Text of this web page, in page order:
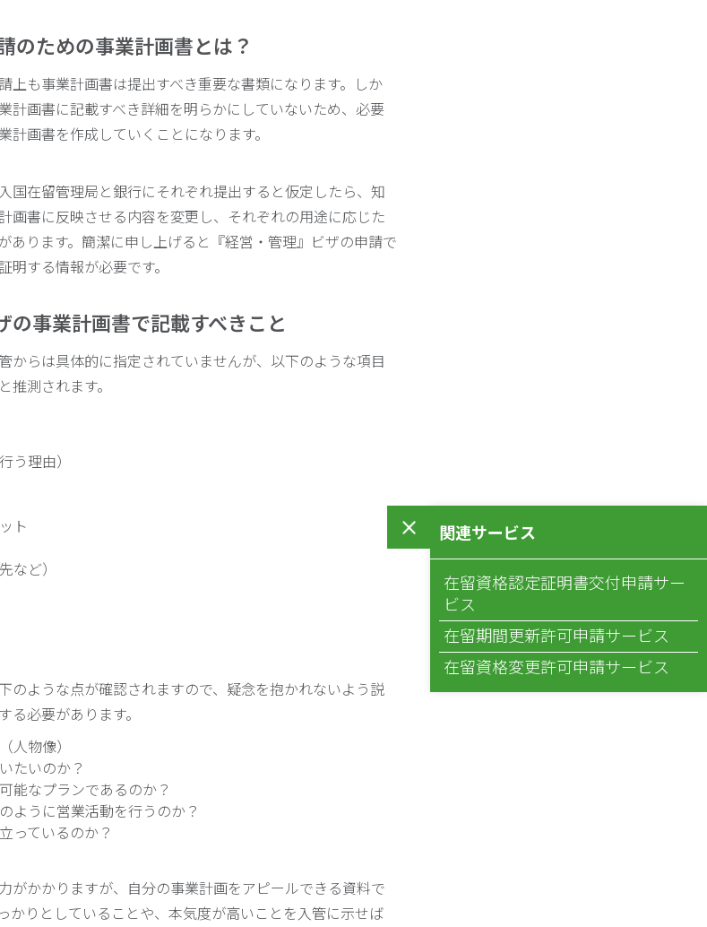
のための事業計画書とは？
上も事業計画書は提出すべき重要な書類になります。しか
計画書に記載すべき詳細を明らかにしていないため、必要
計画書を作成していくことになります。
国在留管理局と銀行にそれぞれ提出すると仮定したら、知
画書に反映させる内容を変更し、それぞれの用途に応じた
あります。簡潔に申し上げると『経営・管理』ビザの申請で
明する情報が必要です。
の事業計画書で記載すべきこと
からは具体的に指定されていませんが、以下のような項目
推測されます。
う理由）
ト
など）
のような点が確認されますので、疑念を抱かれないよう説
る必要があります。
人物像）
たいのか？
能なプランであるのか？
ように営業活動を行うのか？
っているのか？
がかかりますが、自分の事業計画をアピールできる資料で
かりとしていることや、本気度が高いことを入管に示せば
関連サービス
在留資格認定証明書交付申請サー
ビス
在留期間更新許可申請サービス
在留資格変更許可申請サービス